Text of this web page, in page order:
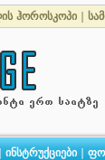
ჰოროსკოპი
ინსტრუქციები|